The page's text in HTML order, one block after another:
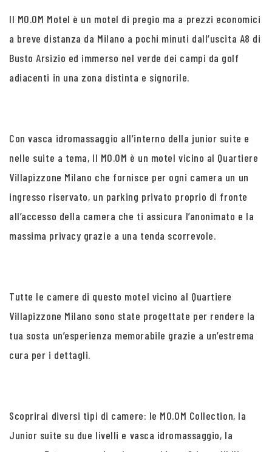
Il MO.OM Motel è un motel di pregio ma a prezzi economici
a breve distanza da Milano a pochi minuti dall’uscita A8 di
Busto Arsizio ed immerso nel verde dei campi da golf
adiacenti in una zona distinta e signorile.
Con vasca idromassaggio all’interno della junior suite e
nelle suite a tema, Il MO.OM è un motel vicino al Quartiere
Villapizzone Milano che fornisce per ogni camera un un
ingresso riservato, un parking privato proprio di fronte
all’accesso della camera che ti assicura l’anonimato e la
massima privacy grazie a una tenda scorrevole.
Tutte le camere di questo motel vicino al Quartiere
Villapizzone Milano sono state progettate per rendere la
tua sosta un’esperienza memorabile grazie a un’estrema
cura per i dettagli.
Scoprirai diversi tipi di camere: le MO.OM Collection, la
Junior suite su due livelli e vasca idromassaggio, la